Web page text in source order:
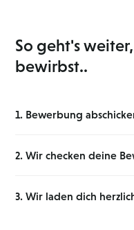
So geht's
bewirbst..
1. Bewerbung
2. Wir checken deine
3. Wir laden dich